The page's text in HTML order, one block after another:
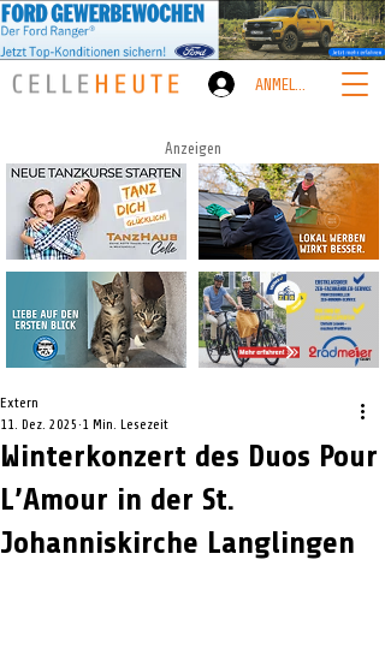
ANMELDEN
Anzeigen
Winterkonzert des Duos Pour
L’Amour in der St.
Johanniskirche Langlingen
Extern
11. Dez. 2025 1 Min. Lesezeit